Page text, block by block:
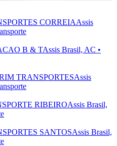
CORREIAAssis
B & TAssis Brasil, AC •
TRANSPORTESAssis
RIBEIROAssis Brasil,
SANTOSAssis Brasil,